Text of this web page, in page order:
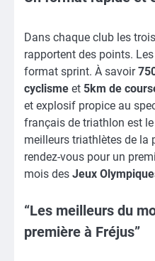
Dans chaque club les
rapportent des points.
format sprint. À savoir
cyclisme et 5km de
et explosif propice au
français de triathlon est
meilleurs triathlètes de la
rendez-vous pour un
mois des Jeux
“Les meilleurs du
première à Fréjus”